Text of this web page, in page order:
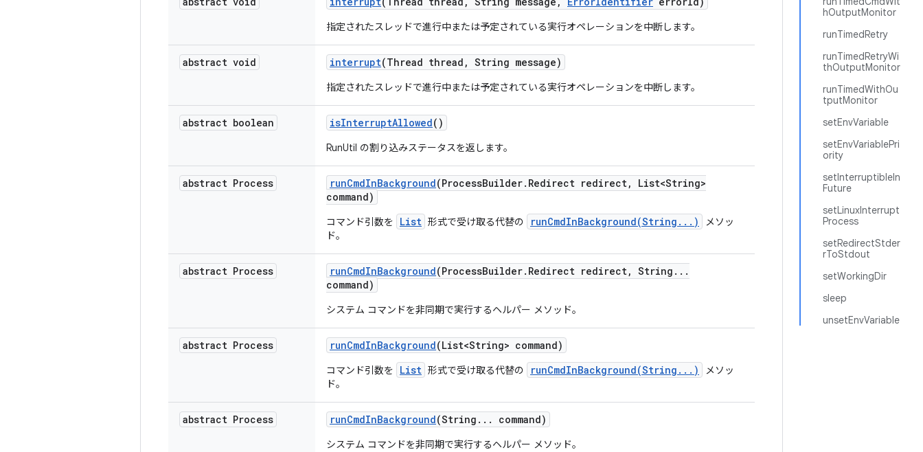
hOutputMonitor
runTimedRetry
runTimedRetryWi
thOutputMonitor
runTimedWithOu
tputMonitor
setEnvVariable
setEnvVariablePri
ority
setInterruptibleIn
Future
setLinuxInterrupt
Process
setRedirectStder
rToStdout
setWorkingDir
sleep
unsetEnvVariable
指定されたスレッドで進行中または予定されている実行オペレーションを中断します。
abstract void interrupt(Thread thread , String message)
指定されたスレッドで進行中または予定されている実行オペレーションを中断します。
abstract boolean isInterruptAllowed()
RunUtil の割り込みステータスを返します。
abstract Process runCmdInBackground(ProcessBuilder. Redirect redirect,
List<String>
command)
コマンド引数を List 形式で受け取る代替の runCmdInBackground(String...)
メソッ
ド。
abstract Process runCmdInBackground(ProcessBuilder. Redirect redirect, String . . .
command)
システム コマンドを非同期で実行するヘルパー メソッド。
abstract Process runCmdInBackground(List<String> command)
コマンド引数を List 形式で受け取る代替の runCmdInBackground(String...)
メソッ
ド。
abstract Process runCmdInBackground(String . . . command)
システム コマンドを非同期で実行するヘルパー メソッド。